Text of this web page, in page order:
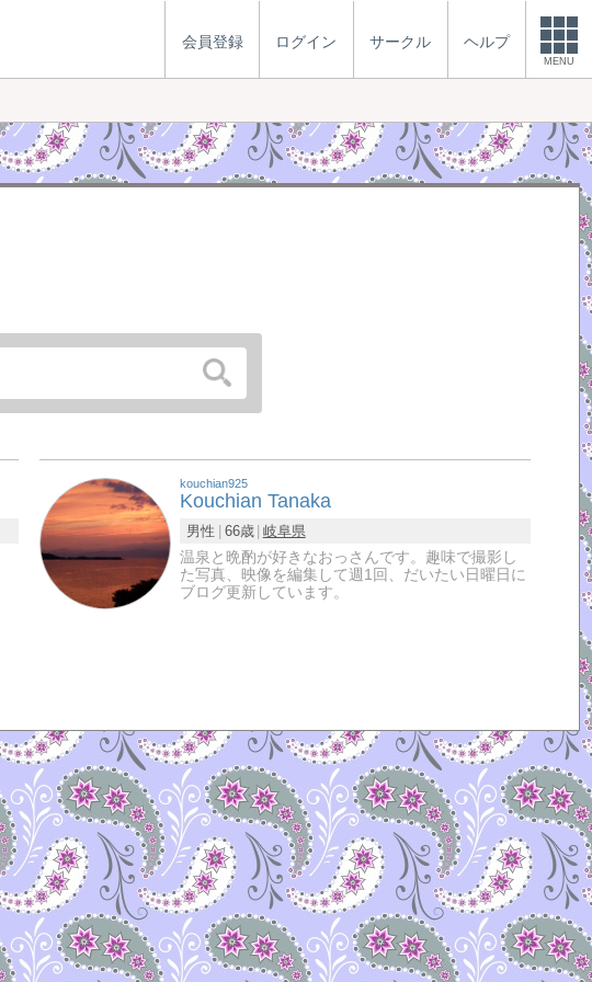
会員登録 ログイン サークル ヘルプ
MENU
kouchian925
Kouchian Tanaka
男性 66歳 岐阜県
温泉と晩酌が好きなおっさんです。趣味で撮影し
た写真、映像を編集して週1回、だいたい日曜日に
ブログ更新しています。